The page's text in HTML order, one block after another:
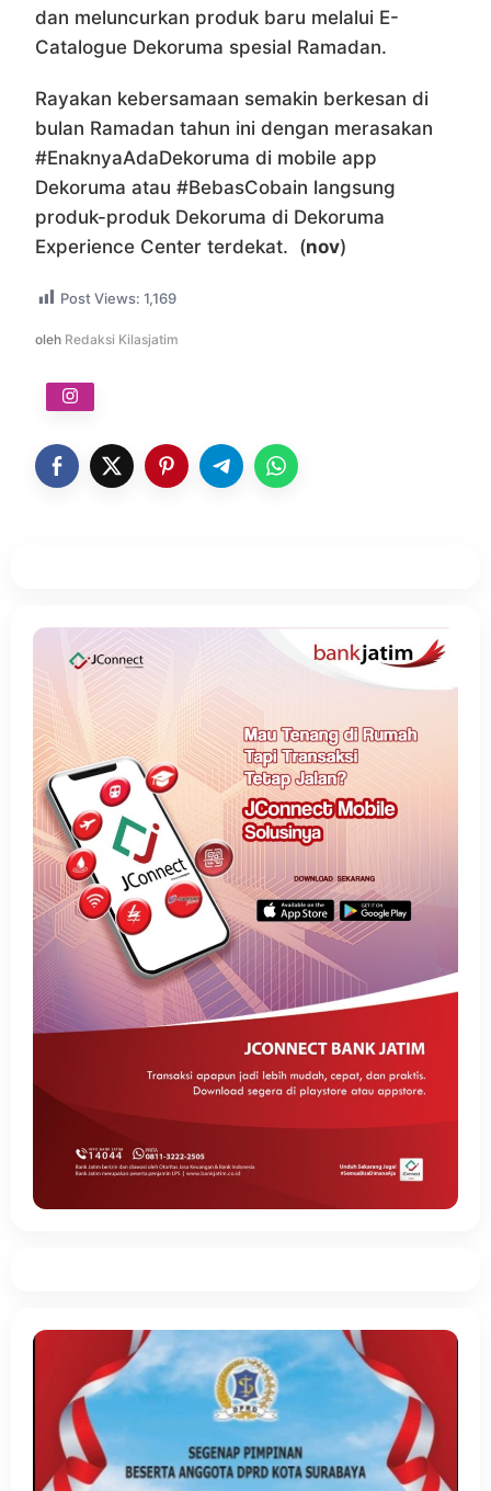
dan meluncurkan produk baru melalui E-
Catalogue Dekoruma spesial Ramadan.
Rayakan kebersamaan semakin berkesan di
bulan Ramadan tahun ini dengan merasakan
#EnaknyaAdaDekoruma di mobile app
Dekoruma atau #BebasCobain langsung
produk-produk Dekoruma di Dekoruma
Experience Center terdekat. (nov)
Post Views: 1,169
oleh Redaksi Kilasjatim